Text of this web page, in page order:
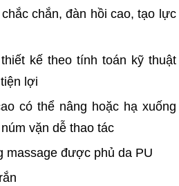
chắn, đàn hồi cao, tạo lực
kế theo tính toán kỹ thuật
lợi
có thể nâng hoặc hạ xuống
vặn dễ thao tác
massage được phủ da PU